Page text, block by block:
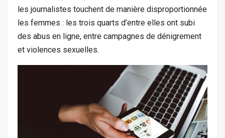
les journalistes touchent de manière disproportionnée
les femmes : les trois quarts d’entre elles ont subi
des abus en ligne, entre campagnes de dénigrement
et violences sexuelles.